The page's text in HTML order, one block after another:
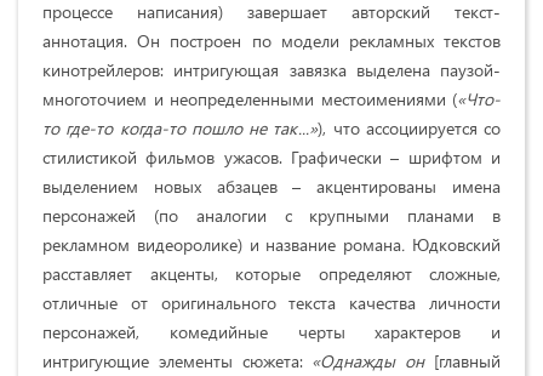
процессе написания) завершает авторский текст-
аннотация. Он построен по модели рекламных текстов
кинотрейлеров: интригующая завязка выделена паузой-
многоточием и неопределенными местоимениями («Что-
то где-то когда-то пошло не так...»), что ассоциируется со
стилистикой фильмов ужасов. Графически – шрифтом и
выделением новых абзацев – акцентированы имена
персонажей (по аналогии с крупными планами в
рекламном видеоролике) и название романа. Юдковский
расставляет акценты, которые определяют сложные,
отличные от оригинального текста качества личности
персонажей, комедийные черты характеров и
интригующие элементы сюжета: «Однажды он [главный